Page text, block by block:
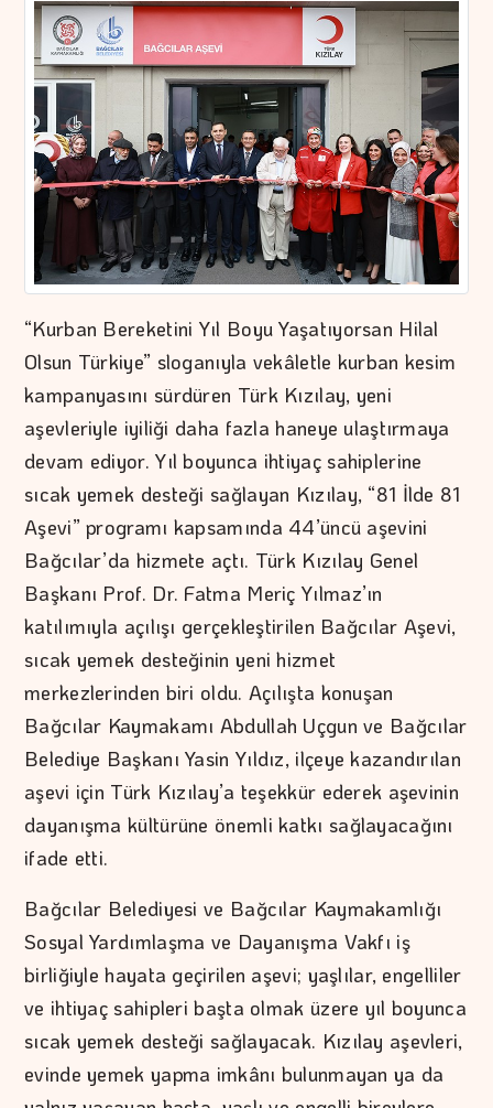
“Kurban Bereketini Yıl Boyu Yaşatıyorsan Hilal
Olsun Türkiye” sloganıyla vekâletle kurban kesim
kampanyasını sürdüren Türk Kızılay, yeni
aşevleriyle iyiliği daha fazla haneye ulaştırmaya
devam ediyor. Yıl boyunca ihtiyaç sahiplerine
sıcak yemek desteği sağlayan Kızılay, “81 İlde 81
Aşevi” programı kapsamında 44’üncü aşevini
Bağcılar’da hizmete açtı. Türk Kızılay Genel
Başkanı Prof. Dr. Fatma Meriç Yılmaz’ın
katılımıyla açılışı gerçekleştirilen Bağcılar Aşevi,
sıcak yemek desteğinin yeni hizmet
merkezlerinden biri oldu. Açılışta konuşan
Bağcılar Kaymakamı Abdullah Uçgun ve Bağcılar
Belediye Başkanı Yasin Yıldız, ilçeye kazandırılan
aşevi için Türk Kızılay’a teşekkür ederek aşevinin
dayanışma kültürüne önemli katkı sağlayacağını
ifade etti.
Bağcılar Belediyesi ve Bağcılar Kaymakamlığı
Sosyal Yardımlaşma ve Dayanışma Vakfı iş
birliğiyle hayata geçirilen aşevi; yaşlılar, engelliler
ve ihtiyaç sahipleri başta olmak üzere yıl boyunca
sıcak yemek desteği sağlayacak. Kızılay aşevleri,
evinde yemek yapma imkânı bulunmayan ya da